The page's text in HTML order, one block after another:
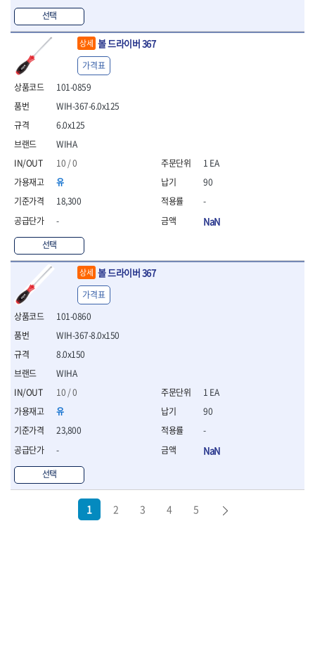
선택
상세 볼 드라이버 367
101-0859
WIHA
10 / 0
유
18,300
-
선택
WIH-367-6.0x125
6.0x125
가격표
1 EA
90
-
NaN
상세 볼 드라이버 367
101-0860
WIHA
10 / 0
유
23,800
-
선택
WIH-367-8.0x150
8.0x150
가격표
1 EA
90
-
NaN
1 2 3 4 5